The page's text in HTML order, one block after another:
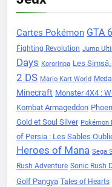
Cartes Pokémon GTA 6
Fighting Revolution Jump
Days Kororinpa Les
2 DS Mario Kart World
Minecraft Monster 4X4 :
Kombat Armageddon
Gold et Soul Silver Pokémon
of Persia : Les Sables
Heroes of Mana Sega
Rush Adventure Sonic Rush
Golf Pangya Tales of Hearts